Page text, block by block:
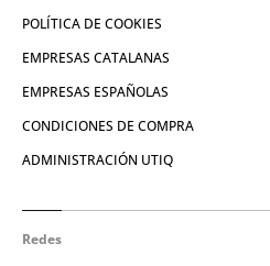
POLÍTICA DE COOKIES
EMPRESAS CATALANAS
EMPRESAS ESPAÑOLAS
CONDICIONES DE COMPRA
ADMINISTRACIÓN UTIQ
Redes